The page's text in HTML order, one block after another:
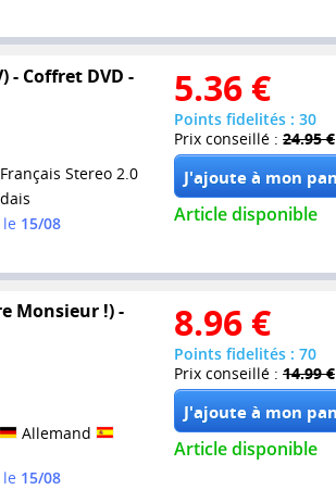
- Coffret DVD -
Français Stereo 2.0
15/08
5.36 €
Points fidelités : 30
Prix conseillé : 24.95 €
Article disponible
Monsieur !) -
Allemand
15/08
8.96 €
Points fidelités : 70
Prix conseillé : 14.99 €
Article disponible